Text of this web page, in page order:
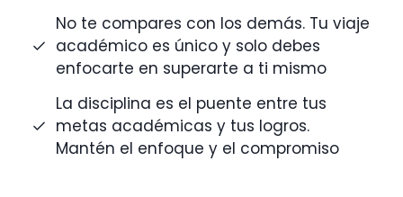
No te compares con los demás. Tu viaje
académico es único y solo debes
enfocarte en superarte a ti mismo
La disciplina es el puente entre tus
metas académicas y tus logros.
Mantén el enfoque y el compromiso